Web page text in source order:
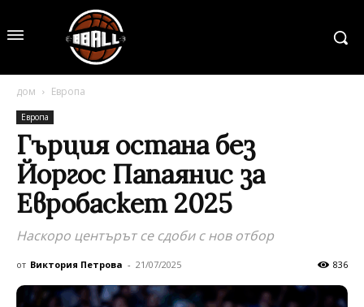
дом Европа
Европа
Гърция остана без
Йоргос Папаянис за
Евробаскет 2025
Наскоро центърът се сдоби с нов отбор
от Виктория Петрова - 21/07/2025 836